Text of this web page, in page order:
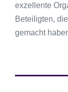
exzellente
Beteiligten,
gemacht